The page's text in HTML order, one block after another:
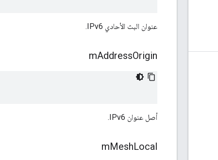
عنوان البث الأحادي IPv6.
mAddressOrigin
أصل عنوان IPv6.
mMeshLocal